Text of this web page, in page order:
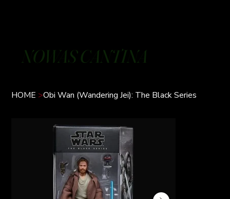
NOWAS CANTINA
HOME >Obi Wan (Wandering Jei): The Black Series